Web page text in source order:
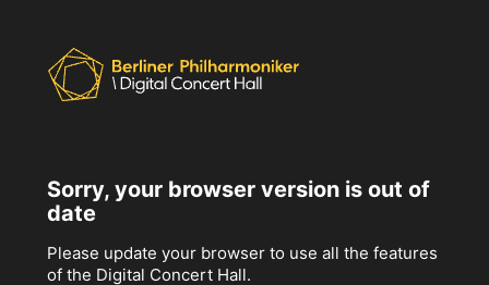
Sorry, your browser version is out of
date
Please update your browser to use all the features
of the Digital Concert Hall.